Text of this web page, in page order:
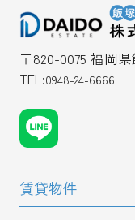
〒820-0075 福岡
TEL:0948-24-6666
賃貸物件